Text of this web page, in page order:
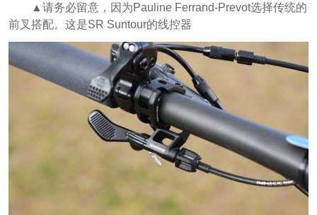
▲请务必留意，因为Pauline Ferrand-Prevot选择传统的
前叉搭配。这是SR Suntour的线控器